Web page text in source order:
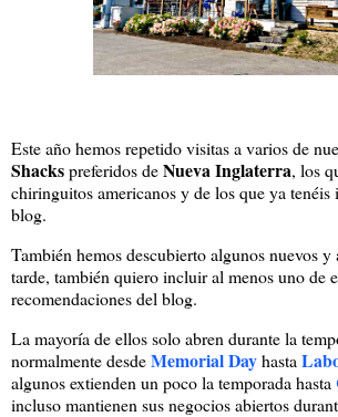
Este año hemos repetido visitas a varios de
Shackspreferidos deNueva Inglaterra, los
chiringuitos americanos y de los que ya tenéis
blog.
También hemos descubierto algunos nuevos y
tarde, también quiero incluir al menos uno de
recomendaciones del blog.
La mayoría de ellos solo abren durante la
normalmente desdeMemorial Dayhasta
algunos extienden un poco la temporada hasta
incluso mantienen sus negocios abiertos